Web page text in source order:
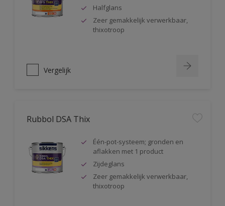
Halfglans
Zeer gemakkelijk verwerkbaar,
thixotroop
Vergelijk
Rubbol DSA Thix
Één-pot-systeem; gronden en
aflakken met 1 product
Zijdeglans
Zeer gemakkelijk verwerkbaar,
thixotroop